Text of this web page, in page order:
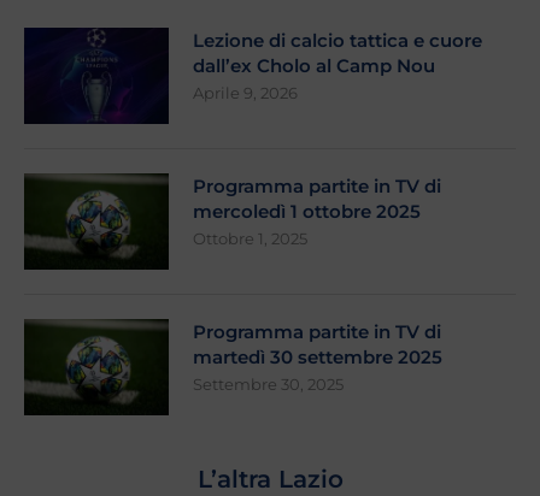
Lezione di calcio tattica e cuore
dall’ex Cholo al Camp Nou
Aprile 9, 2026
Programma partite in TV di
mercoledì 1 ottobre 2025
Ottobre 1, 2025
Programma partite in TV di
martedì 30 settembre 2025
Settembre 30, 2025
L’altra Lazio